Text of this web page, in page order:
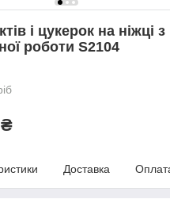
і цукерок на ніжці з
роботи S2104
₴
Доставка